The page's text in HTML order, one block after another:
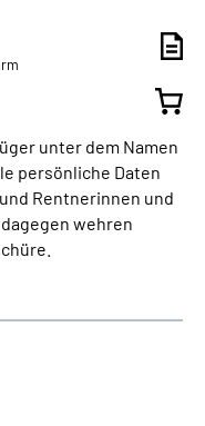
unter dem Namen
persönliche Daten
Rentnerinnen und
wehren